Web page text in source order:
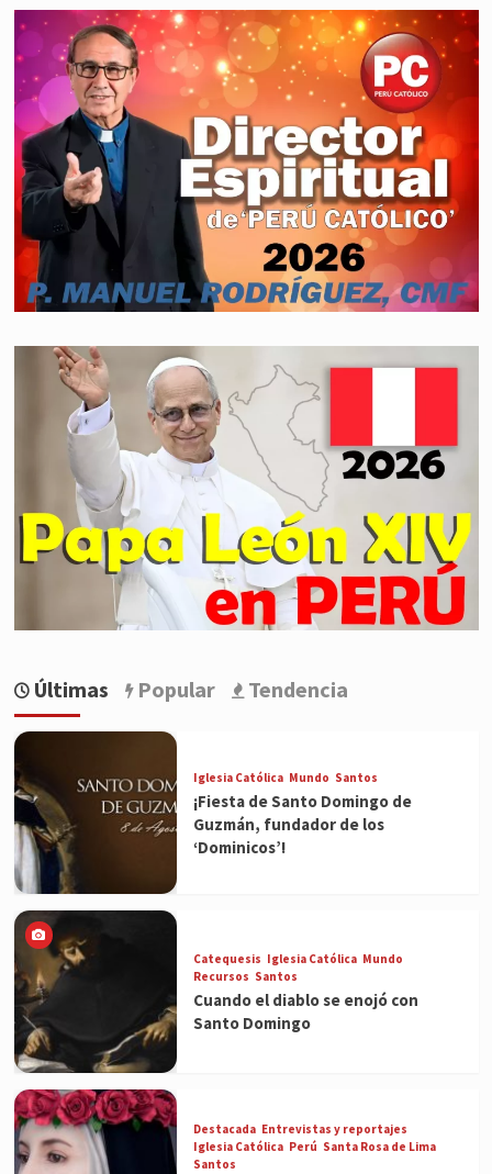
Últimas Popular Tendencia
Iglesia Católica Mundo Santos
¡Fiesta de Santo Domingo de
Guzmán, fundador de los
‘Dominicos’!
Catequesis Iglesia Católica Mundo
Recursos Santos
Cuando el diablo se enojó con
Santo Domingo
Destacada Entrevistas y reportajes
Iglesia Católica Perú Santa Rosa de Lima
Santos